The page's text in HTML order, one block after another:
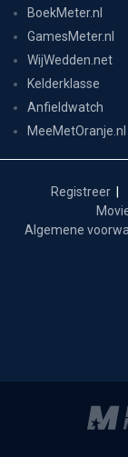
BoekMeter.nl
GamesMeter.nl
WijWedden.net
Kelderklasse
Anfieldwatch
MeeMetOranje.nl
Registreer
Algemene